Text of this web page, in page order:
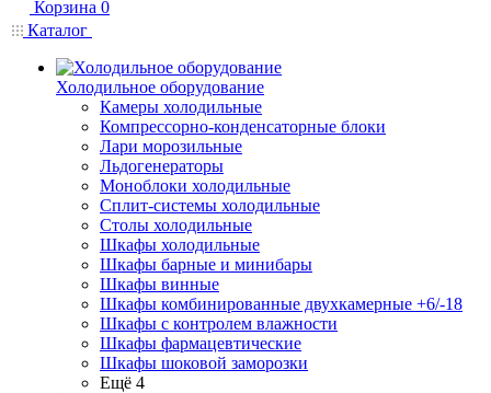
Корзина 0
Каталог
Холодильное оборудование
Камеры холодильные
Компрессорно-конденсаторные блоки
Лари морозильные
Льдогенераторы
Моноблоки холодильные
Сплит-системы холодильные
Столы холодильные
Шкафы холодильные
Шкафы барные и минибары
Шкафы винные
Шкафы комбинированные двухкамерные +6/-18
Шкафы с контролем влажности
Шкафы фармацевтические
Шкафы шоковой заморозки
Ещё 4